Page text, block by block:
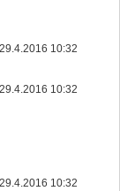
29.4.2016 10:32
29.4.2016 10:32
29.4.2016 10:32